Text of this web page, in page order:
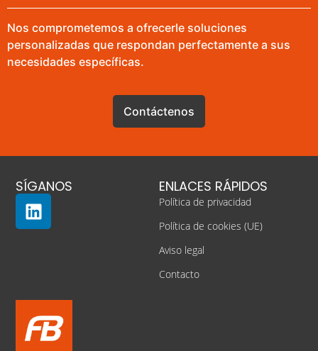
Nos comprometemos a ofrecerle soluciones
personalizadas que respondan perfectamente a sus
necesidades específicas.
Contáctenos
ENLACES RÁPIDOS
Política de privacidad
Política de cookies (UE)
Aviso legal
Contacto
SÍGANOS